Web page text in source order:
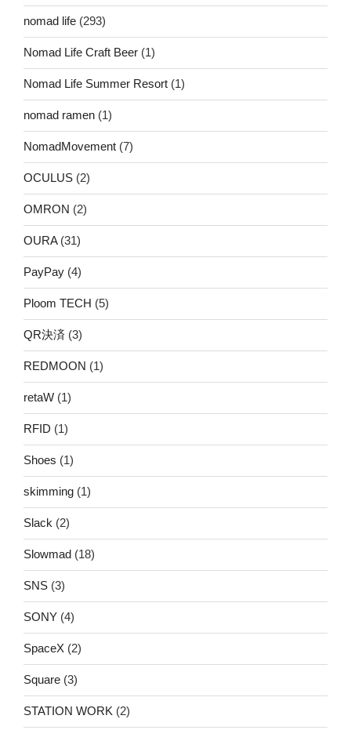
nomad life (293)
Nomad Life Craft Beer (1)
Nomad Life Summer Resort (1)
nomad ramen (1)
NomadMovement (7)
OCULUS (2)
OMRON (2)
OURA(31)
PayPay (4)
Ploom TECH (5)
QR決済 (3)
REDMOON (1)
retaW (1)
RFID (1)
Shoes (1)
skimming (1)
Slack (2)
Slowmad (18)
SNS (3)
SONY (4)
SpaceX (2)
Square (3)
STATION WORK (2)